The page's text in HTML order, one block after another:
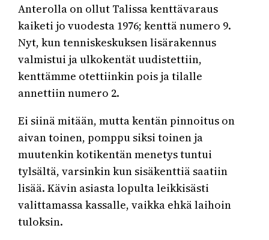
Anterolla on ollut Talissa kenttävaraus
kaiketi jo vuodesta 1976; kenttä numero 9.
Nyt, kun tenniskeskuksen lisärakennus
valmistui ja ulkokentät uudistettiin,
kenttämme otettiinkin pois ja tilalle
annettiin numero 2.
Ei siinä mitään, mutta kentän pinnoitus on
aivan toinen, pomppu siksi toinen ja
muutenkin kotikentän menetys tuntui
tylsältä, varsinkin kun sisäkenttiä saatiin
lisää. Kävin asiasta lopulta leikkisästi
valittamassa kassalle, vaikka ehkä laihoin
tuloksin.